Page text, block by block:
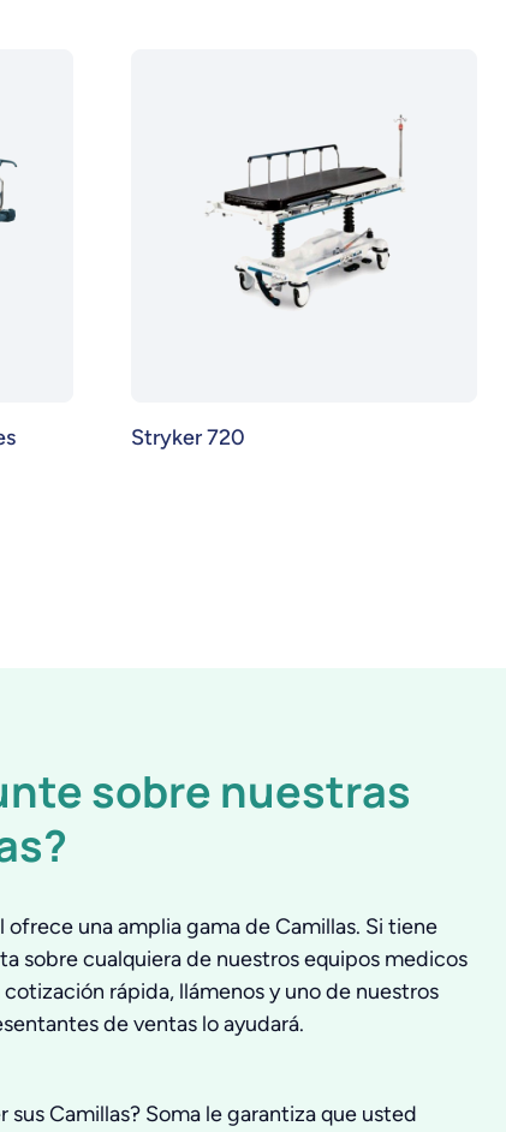
Stryker 720
sobre nuestras
ofrece una amplia gama de Camillas. Si tiene
sobre cualquiera de nuestros equipos medicos
rápida, llámenos y uno de nuestros
de ventas lo ayudará.
sus Camillas? Soma le garantiza que usted